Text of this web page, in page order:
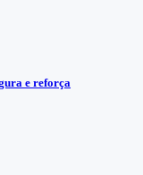
e reforça